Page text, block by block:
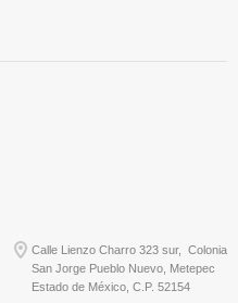
Calle Lienzo Charro 323 sur, Colonia
San Jorge Pueblo Nuevo, Metepec
Estado de México, C.P. 52154